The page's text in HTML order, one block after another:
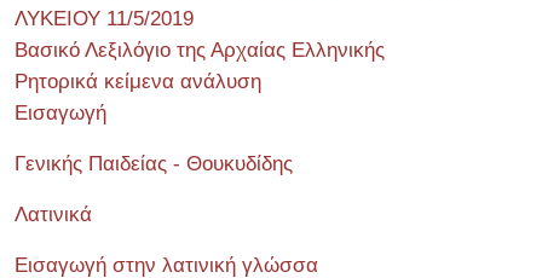
ΛΥΚΕΙΟΥ 11/5/2019
Βασικό Λεξιλόγιο της Αρχαίας Ελληνικής
Ρητορικά κείμενα ανάλυση
Εισαγωγή
Γενικής Παιδείας - Θουκυδίδης
Λατινικά
Εισαγωγή στην λατινική γλώσσα